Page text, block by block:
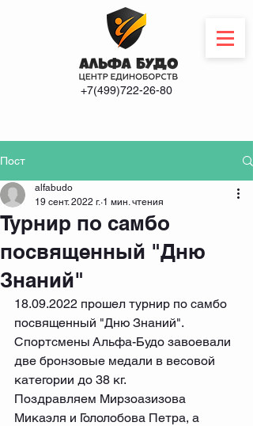
+7(499)722-26-80
Пост
Турнир по самбо
посвященный "Дню
Знаний"
alfabudo
19 сент. 2022 г. 1 мин. чтения
18.09.2022 прошел турнир по самбо
посвященный "Дню Знаний".
Спортсмены Альфа-Будо завоевали
две бронзовые медали в весовой
категории до 38 кг.
Поздравляем Мирзоазизова
Микаэля и Гололобова Петра, а